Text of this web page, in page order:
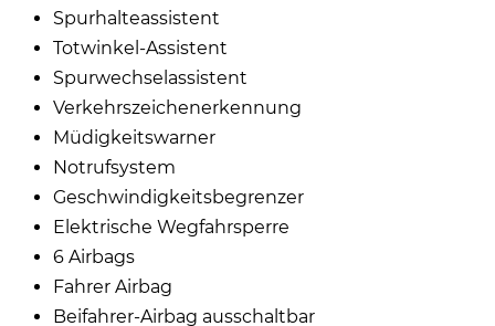
Spurhalteassistent
Totwinkel-Assistent
Spurwechselassistent
Verkehrszeichenerkennung
Müdigkeitswarner
Notrufsystem
Geschwindigkeitsbegrenzer
Elektrische Wegfahrsperre
6 Airbags
Fahrer Airbag
Beifahrer-Airbag ausschaltbar